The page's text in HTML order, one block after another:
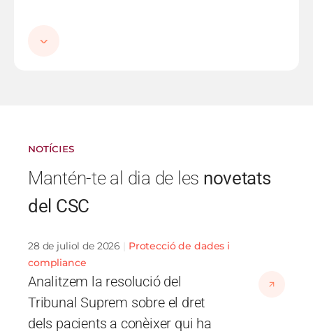
NOTÍCIES
Mantén-te al dia de les novetats
del CSC
28 de juliol de 2026
Protecció de dades i
compliance
Analitzem la resolució del
Tribunal Suprem sobre el dret
dels pacients a conèixer qui ha